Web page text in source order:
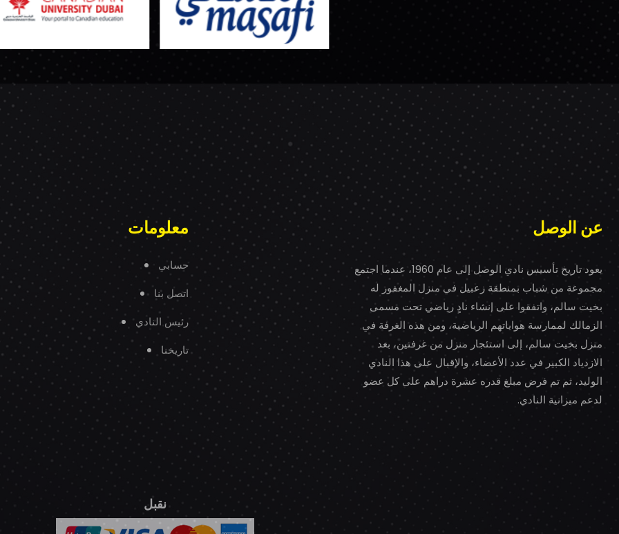
عن الوصل
يعود تاريخ تأسيس نادي الوصل إلى عام 1960، عندما اجتمع
مجموعة من شباب بمنطقة زعبيل في منزل المغفور له
بخيت سالم، واتفقوا على إنشاء نادٍ رياضي تحت مسمى
الزمالك لممارسة هواياتهم الرياضية، ومن هذه الغرفة في
منزل بخيت سالم، إلى استئجار منزل من غرفتين، بعد
الازدياد الكبير في عدد الأعضاء، والإقبال على هذا النادي
الوليد، ثم تم فرض مبلغ قدره عشرة دراهم على كل عضو
لدعم ميزانية النادي.
معلومات
حسابي
اتصل بنا
رئيس النادي
تاريخنا
نقبل